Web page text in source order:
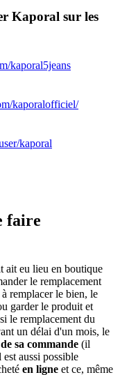
Kaporal sur les
kaporal5jeans
kaporalofficiel/
kaporal
faire
ait eu lieu en boutique
le remplacement
remplacer le bien, le
garder le produit et
le remplacement du
un délai d'un mois, le
sa commande (il
aussi possible
en ligne et ce, même